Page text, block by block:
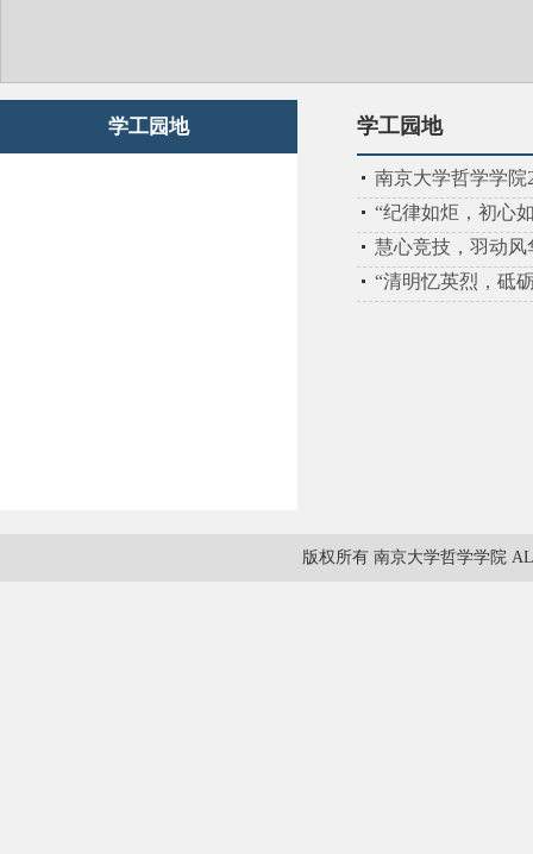
学工园地 学工园地
南京大学哲学学院
“纪律如炬，初心
慧心竞技，羽动
“清明忆英烈，砥
版权所有 南京大学哲学学院